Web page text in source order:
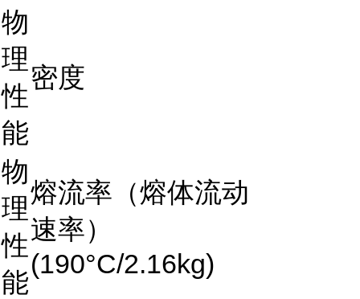
物
理
性
能
密度
物
理
性
能
熔流率（熔体流动
速率）
(190°C/2.16kg)